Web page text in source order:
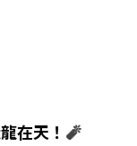
在天！ 🧨